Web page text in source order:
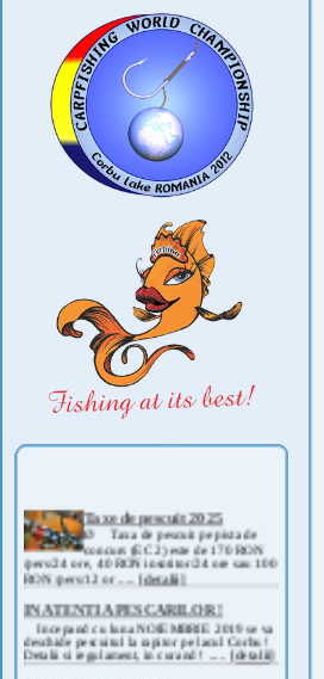
Ø Taxa de pescuit pe pista de
concurs (EC 2) este de 170 RON
/pers/24 ore, 40 RON insotitor/24 ore sau 100
RON /pers/12 or .....[detalii]
IN ATENTIA PESCARILOR !
deschide pescuitul la rapitor pe lacul Corbu !
Detalii si regulament, in curand ! .....[detalii]
ANUNT IMPORTANT